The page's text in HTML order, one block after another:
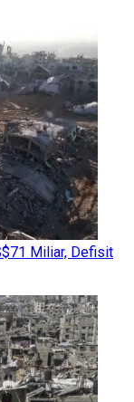
Miliar, Defisit